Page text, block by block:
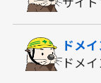
ドメ
ドメ